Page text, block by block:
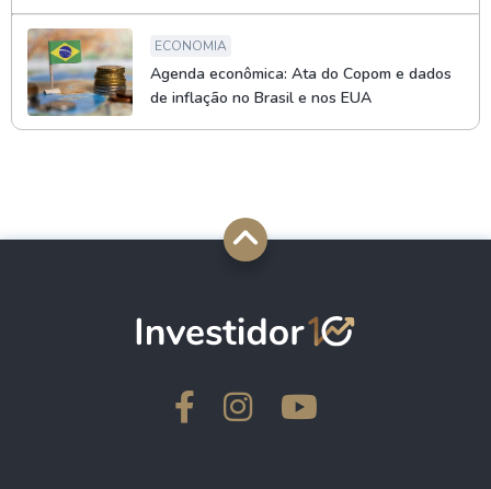
ECONOMIA
Agenda econômica: Ata do Copom e dados
de inflação no Brasil e nos EUA